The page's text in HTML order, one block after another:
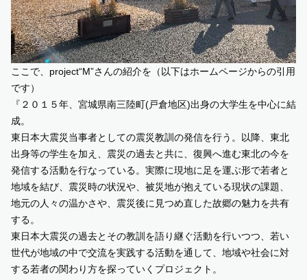
ここで、project“M”さんの紹介を（以下はホームページからの引用
です）
『２０１５年、宮城県南三陸町(戸倉地区)出身の大学生を中心に結
成。
東日本大震災当事者としての震災教訓の発信を行う。以降、東北
出身等の学生を加え、震災の過去と共に、復興へ進む東北の今を
発信する活動を行なっている。実際に現地に足を運ぶ形で若者と
地域を結び、震災時の状況や、被災地が抱えている現状の課題、
地元の人々の温かさや、震災後に見つめ直した故郷の魅力を共有
する。
東日本大震災の過去とその教訓を語り継ぐ活動を行いつつ、若い
世代が地域の中で交流を実践する活動を通して、地域や社会に対
する若者の関わり方を探っていくプロジェクト。